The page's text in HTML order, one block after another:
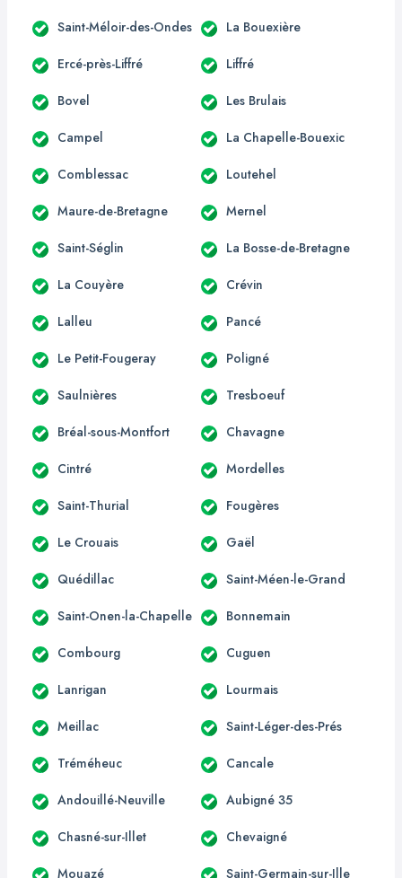
Saint-Méloir-des-Ondes La Bouexière
Ercé-près-Liffré Liffré
Bovel Les Brulais
Campel La Chapelle-Bouexic
Comblessac Loutehel
Maure-de-Bretagne Mernel
Saint-Séglin La Bosse-de-Bretagne
La Couyère Crévin
Lalleu Pancé
Le Petit-Fougeray Poligné
Saulnières Tresboeuf
Bréal-sous-Montfort Chavagne
Cintré Mordelles
Saint-Thurial Fougères
Le Crouais Gaël
Quédillac Saint-Méen-le-Grand
Saint-Onen-la-Chapelle Bonnemain
Combourg Cuguen
Lanrigan Lourmais
Meillac Saint-Léger-des-Prés
Tréméheuc Cancale
Andouillé-Neuville Aubigné 35
Chasné-sur-Illet Chevaigné
Mouazé Saint-Germain-sur-Ille